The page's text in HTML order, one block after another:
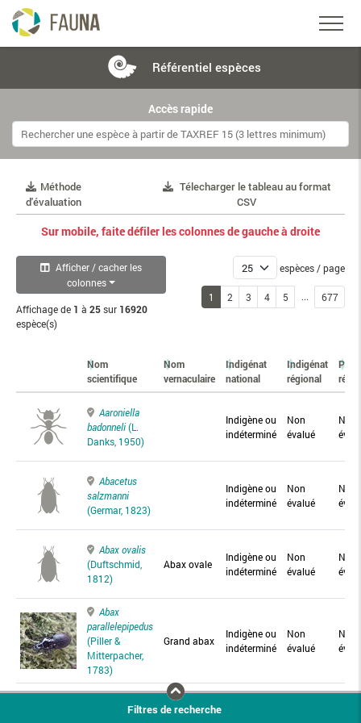
Référentiel espèces
Accès rapide
Méthode
d'évaluation
Télecharger le tableau au format
CSV
Sur mobile, faite défiler les colonnes de gauche à droite
Afficher / cacher les
colonnes
Affichage de 1 à 25sur 16920
espèce(s)
espèces / page
1 2 3 4 5 ... 677
Nom
scientifique
Nom
vernaculaire
Indigénat
national
Indigénat
régional
Aaroniella
badonneli(L.
Danks, 1950)
Indigène ou
indéterminé
Non
évalué
Non
Abacetus
salzmanni
(Germar, 1823)
Indigène ou
indéterminé
Non
évalué
Non
Abax ovalis
(Duftschmid,
1812)
Abax ovale
Indigène ou
indéterminé
Non
évalué
Non
Abax
parallelepipedus
(Piller &
Mitterpacher,
1783)
Grand abax
Indigène ou
indéterminé
Non
évalué
Non
Abax
Abax
Filtres de recherche